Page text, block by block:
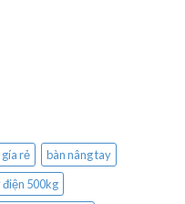
rẻ
bàn nâng tay
điện 500kg